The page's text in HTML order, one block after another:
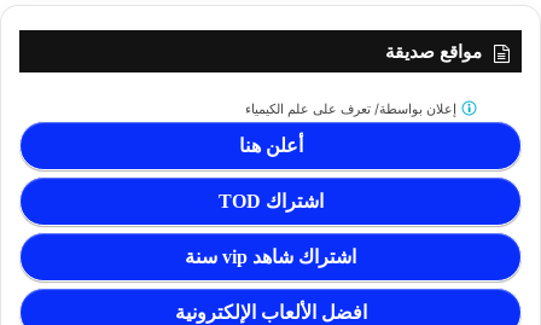
مواقع صديقة
أعلن هنا
اشتراك TOD
اشتراك شاهد vip سنة
افضل الألعاب الإلكترونية
إعلان بواسطة/ تعرف على علم الكيمياء